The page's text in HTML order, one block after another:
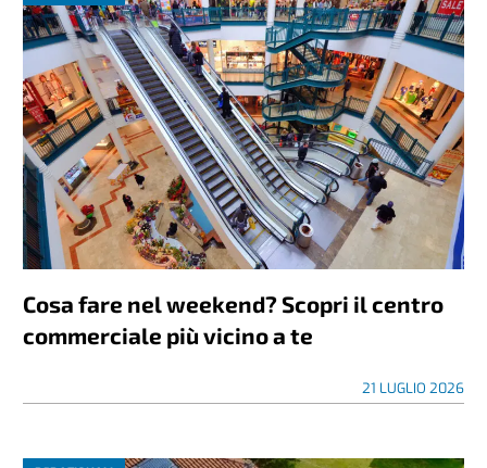
Cosa fare nel weekend? Scopri il centro
commerciale più vicino a te
21 LUGLIO 2026